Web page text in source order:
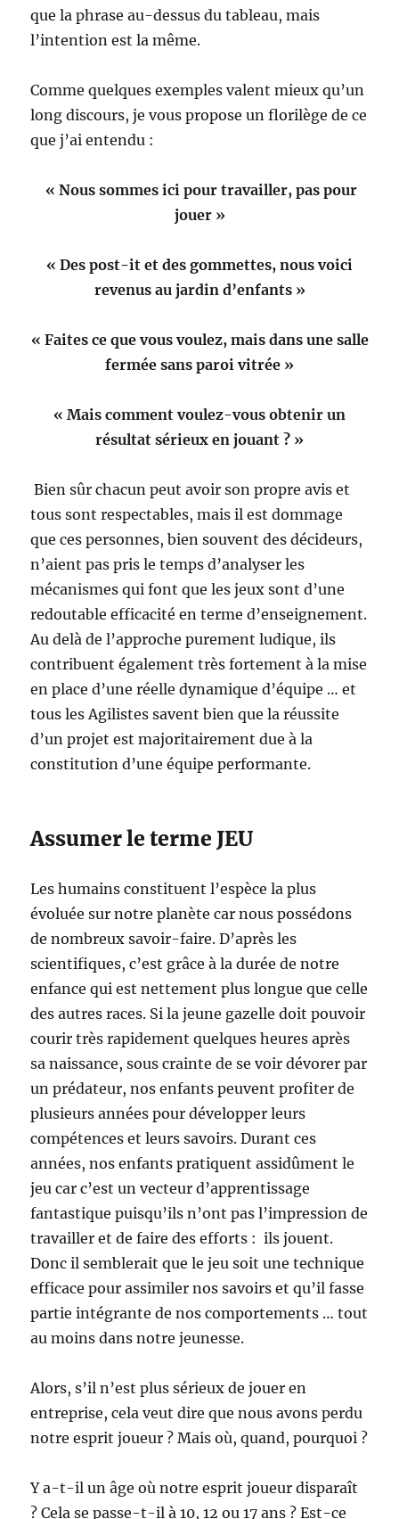
que la phrase au-dessus du tableau, mais
l’intention est la même.
Comme quelques exemples valent mieux qu’un
long discours, je vous propose un florilège de ce
que j’ai entendu :
« Nous sommes ici pour travailler, pas pour
jouer »
« Des post-it et des gommettes, nous voici
revenus au jardin d’enfants »
« Faites ce que vous voulez, mais dans une salle
fermée sans paroi vitrée »
« Mais comment voulez-vous obtenir un
résultat sérieux en jouant ? »
Bien sûr chacun peut avoir son propre avis et
tous sont respectables, mais il est dommage
que ces personnes, bien souvent des décideurs,
n’aient pas pris le temps d’analyser les
mécanismes qui font que les jeux sont d’une
redoutable efficacité en terme d’enseignement.
Au delà de l’approche purement ludique, ils
contribuent également très fortement à la mise
en place d’une réelle dynamique d’équipe … et
tous les Agilistes savent bien que la réussite
d’un projet est majoritairement due à la
constitution d’une équipe performante.
Assumer le terme JEU
Les humains constituent l’espèce la plus
évoluée sur notre planète car nous possédons
de nombreux savoir-faire. D’après les
scientifiques, c’est grâce à la durée de notre
enfance qui est nettement plus longue que celle
des autres races. Si la jeune gazelle doit pouvoir
courir très rapidement quelques heures après
sa naissance, sous crainte de se voir dévorer par
un prédateur, nos enfants peuvent profiter de
plusieurs années pour développer leurs
compétences et leurs savoirs. Durant ces
années, nos enfants pratiquent assidûment le
jeu car c’est un vecteur d’apprentissage
fantastique puisqu’ils n’ont pas l’impression de
travailler et de faire des efforts : ils jouent.
Donc il semblerait que le jeu soit une technique
efficace pour assimiler nos savoirs et qu’il fasse
partie intégrante de nos comportements … tout
au moins dans notre jeunesse.
Alors, s’il n’est plus sérieux de jouer en
entreprise, cela veut dire que nous avons perdu
notre esprit joueur ? Mais où, quand, pourquoi ?
Y a-t-il un âge où notre esprit joueur disparaît
? Cela se passe-t-il à 10, 12 ou 17 ans ? Est-ce